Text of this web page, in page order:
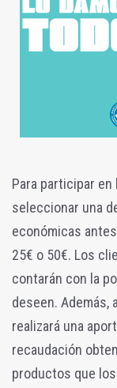
Para participar
seleccionar una
económicas
25€ o 50€. Los
contarán con la
deseen. Además,
realizará una
recaudación
productos que